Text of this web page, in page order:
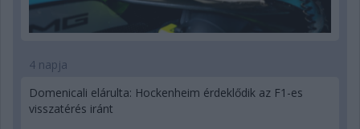
4 napja
Domenicali elárulta: Hockenheim érdeklődik az F1-es
visszatérés iránt